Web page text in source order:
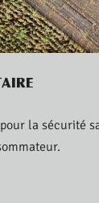
la sécurité